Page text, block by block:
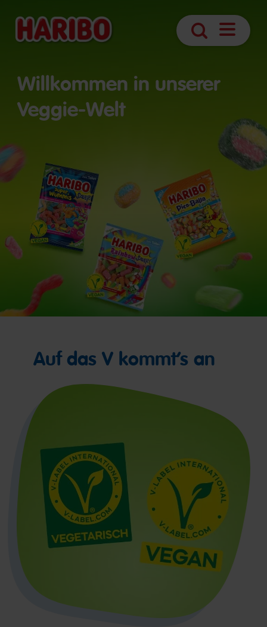
Suche
Willkommen in unserer
Veggie-Welt
Auf das V kommt’s an